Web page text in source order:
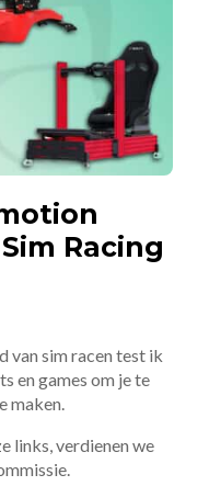
Racing
van sim racen test ik
en games om je te
maken.
links, verdienen we